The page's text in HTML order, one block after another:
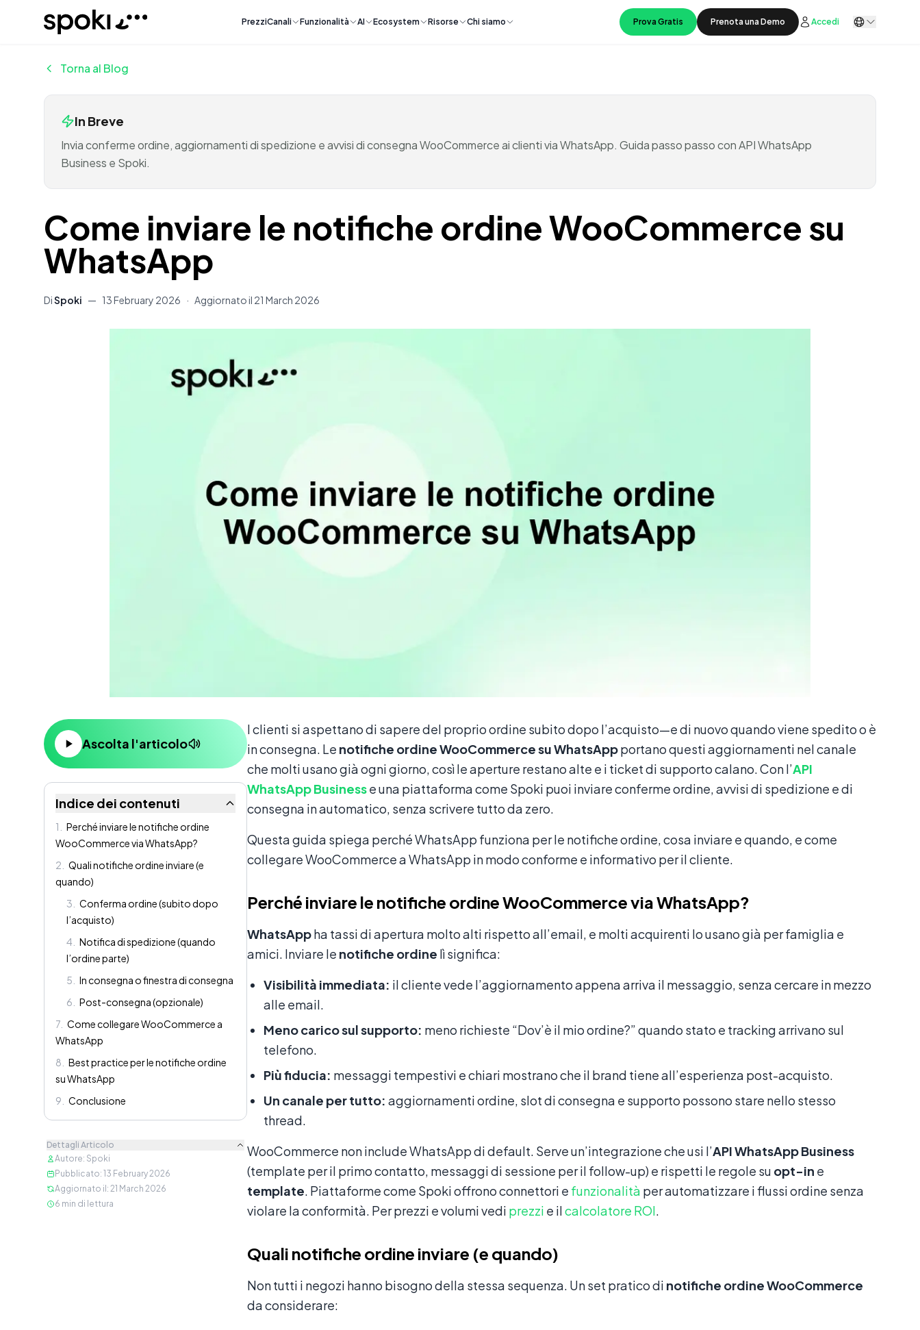
Spoki PrezziCanali Funzionalità AI Ecosystem Risorse Chi siamo Prova Gratis Prenota una Demo Accedi
Torna al Blog
In Breve
Invia conferme ordine, aggiornamenti di spedizione e avvisi di consegna WooCommerce ai clienti via WhatsApp. Guida passo passo con API WhatsApp
Business e Spoki.
Come inviare le notifiche ordine WooCommerce su
WhatsApp
DiSpoki — 13 February 2026 · Aggiornato il 21 March 2026
Ascolta l'articolo
Indice dei contenuti
1
Perché inviare le notifiche ordine
WooCommerce via WhatsApp?
2
Quali notifiche ordine inviare (e
quando)
3
Conferma ordine (subito dopo
l’acquisto)
4
Notifica di spedizione (quando
l’ordine parte)
5
In consegna o finestra di consegna
6
Post-consegna (opzionale)
7 Come collegare WooCommerce a
WhatsApp
8
Best practice per le notifiche ordine
su WhatsApp
9
Conclusione
Dettagli Articolo
Autore: Spoki
Pubblicato: 13 February 2026
Aggiornato il: 21 March 2026
6 min di lettura
Contenuto
I clienti si aspettano di sapere del proprio ordine subito dopo l’acquisto—e di nuovo quando viene spedito o è
in consegna. Le notifiche ordine WooCommerce su WhatsAppportano questi aggiornamenti nel canale
che molti usano già ogni giorno, così le aperture restano alte e i ticket di supporto calano. Con l’API
WhatsApp Businesse una piattaforma come Spoki puoi inviare conferme ordine, avvisi di spedizione e di
consegna in automatico, senza scrivere tutto da zero.
Questa guida spiega perché WhatsApp funziona per le notifiche ordine, cosa inviare e quando, e come
collegare WooCommerce a WhatsApp in modo conforme e informativo per il cliente.
Perché inviare le notifiche ordine WooCommerce via WhatsApp?
WhatsAppha tassi di apertura molto alti rispetto all’email, e molti acquirenti lo usano già per famiglia e
amici. Inviare le notifiche ordine lì significa:
Visibilità immediata: il cliente vede l’aggiornamento appena arriva il messaggio, senza cercare in mezzo
alle email.
Meno carico sul supporto: meno richieste “Dov’è il mio ordine?” quando stato e tracking arrivano sul
telefono.
Più fiducia: messaggi tempestivi e chiari mostrano che il brand tiene all’esperienza post-acquisto.
Un canale per tutto: aggiornamenti ordine, slot di consegna e supporto possono stare nello stesso
thread.
WooCommerce non include WhatsApp di default. Serve un’integrazione che usi l’API WhatsApp Business
(template per il primo contatto, messaggi di sessione per il follow-up) e rispetti le regole su opt-in e
template . Piattaforme come Spoki offrono connettori e funzionalità per automatizzare i flussi ordine senza
violare la conformità. Per prezzi e volumi vedi prezzi e ilcalcolatore ROI
Quali notifiche ordine inviare (e quando)
Non tutti i negozi hanno bisogno della stessa sequenza. Un set pratico di notifiche ordine WooCommerce
da considerare: